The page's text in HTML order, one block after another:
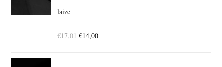
laize
€17,01 €14,00